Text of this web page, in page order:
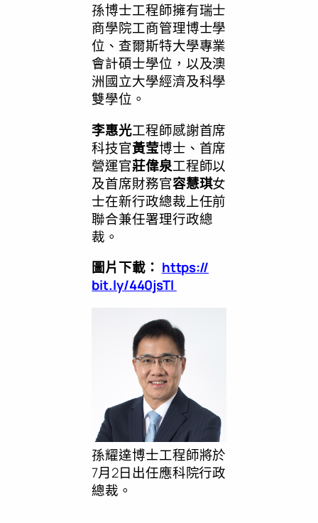
孫博士工程師擁有瑞士
商學院工商管理博士學
位、查爾斯特大學專業
會計碩士學位，以及澳
洲國立大學經濟及科學
雙學位。
李惠光工程師感謝首席
科技官黃莹博士、首席
營運官莊偉泉工程師以
及首席財務官容慧琪女
士在新行政總裁上任前
聯合兼任署理行政總
裁。
圖片下載： https://
bit.ly/440jsTl
孫耀達博士工程師將於
7月2日出任應科院行政
總裁。